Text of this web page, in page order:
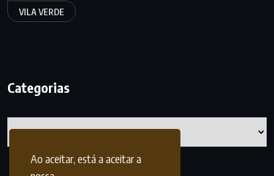
Ao aceitar, está a aceitar a
VILA VERDE
Categorias